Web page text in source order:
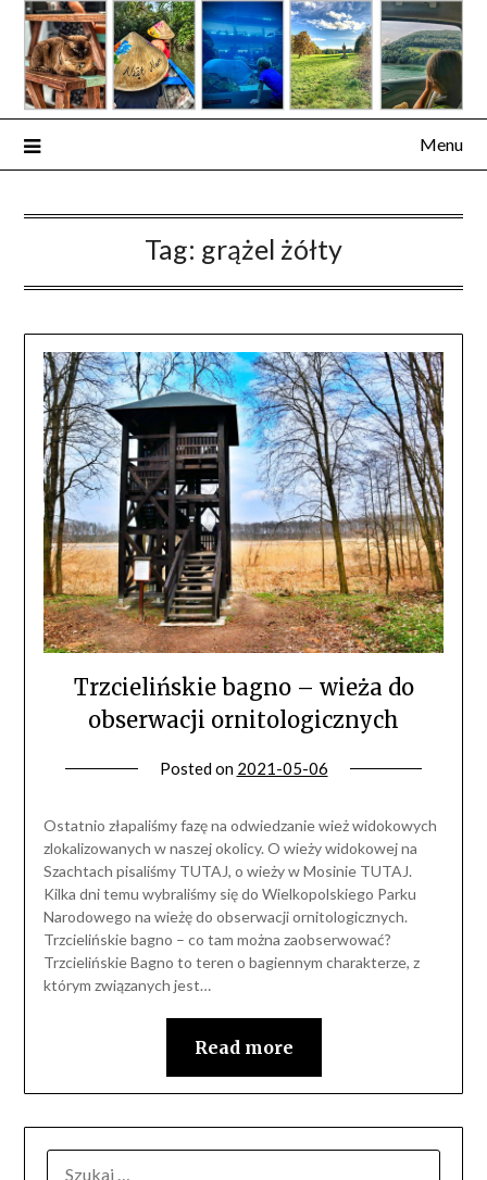
Skip
content
Menu
Tag: grążel żółty
Trzcielińskie bagno – wieża do
obserwacji ornitologicznych
Posted on 2021-05-06
Ostatnio złapaliśmy fazę na odwiedzanie wież widokowych
zlokalizowanych w naszej okolicy. O wieży widokowej na
Szachtach pisaliśmy TUTAJ, o wieży w Mosinie TUTAJ.
Kilka dni temu wybraliśmy się do Wielkopolskiego Parku
Narodowego na wieżę do obserwacji ornitologicznych.
Trzcielińskie bagno – co tam można zaobserwować?
Trzcielińskie Bagno to teren o bagiennym charakterze, z
którym związanych jest…
Read more